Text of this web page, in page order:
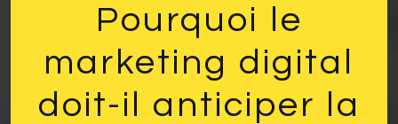
Pourquoi le
marketing digital
doit-il anticiper la